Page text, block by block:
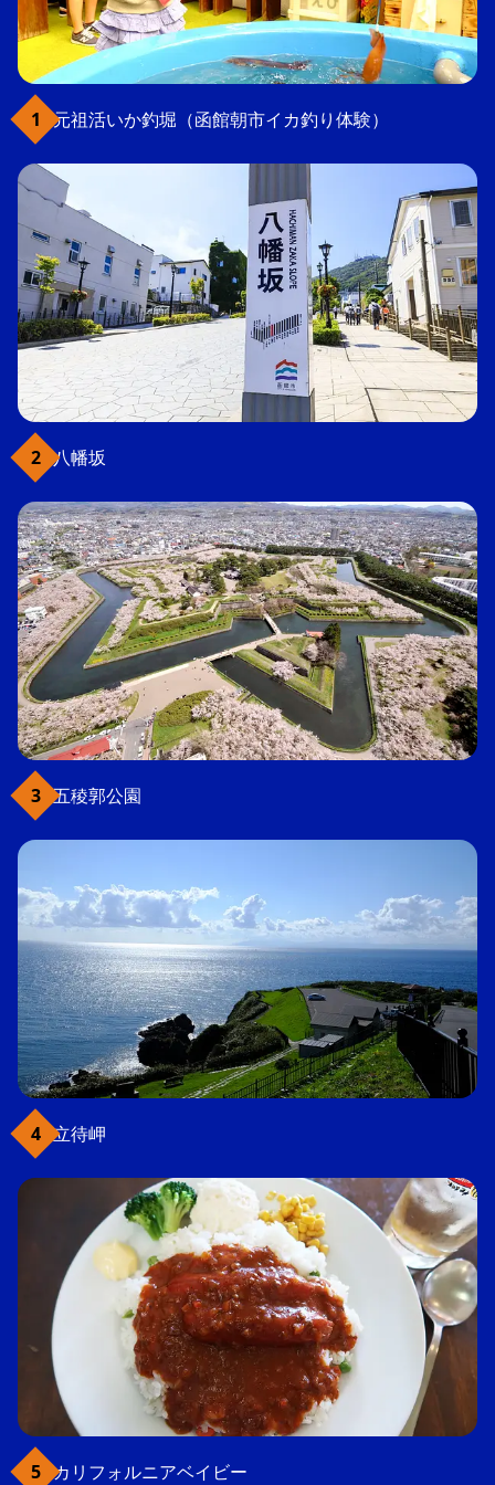
元祖活いか釣堀（函館朝市イカ釣り体験）
八幡坂
五稜郭公園
立待岬
カリフォルニアベイビー